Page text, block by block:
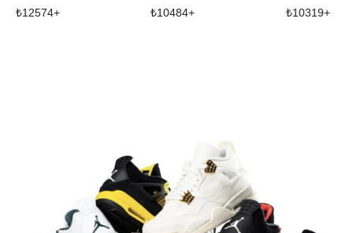
₺12574+ ₺10484+ ₺10319+